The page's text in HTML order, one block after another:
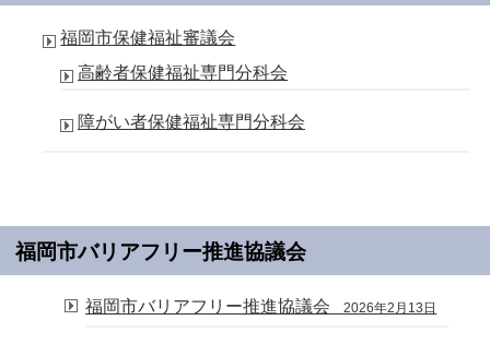
福岡市保健福祉審議会
高齢者保健福祉専門分科会
障がい者保健福祉専門分科会
福岡市バリアフリー推進協議会
福岡市バリアフリー推進協議会 2026年2月13日